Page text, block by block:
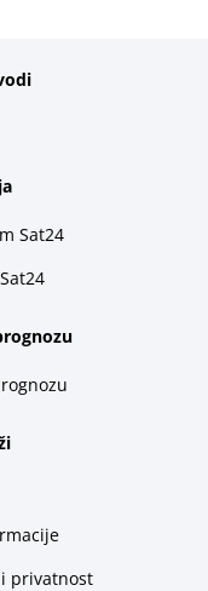
Sat24
privatnost